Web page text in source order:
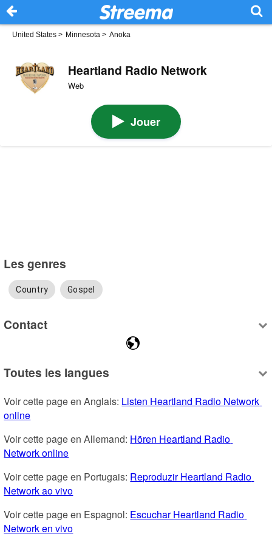
United States > Minnesota > Anoka
Heartland Radio Network
Web
Jouer
Les genres
Country Gospel
Contact
Toutes les langues
Voir cette page en Anglais: Listen Heartland Radio Network
online
Voir cette page en Allemand: Hören Heartland Radio
Network online
Voir cette page en Portugais: Reproduzir Heartland Radio
Network ao vivo
Voir cette page en Espagnol: Escuchar Heartland Radio
Network en vivo